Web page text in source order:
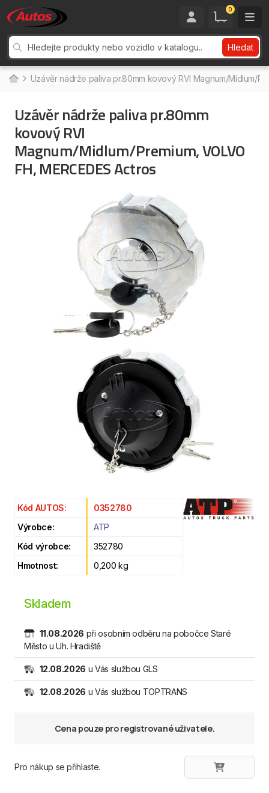
0
Hledat
Uzávěr nádrže paliva pr.80mm kovový RVI Magnum/Midlum/
Uzávěr nádrže paliva pr.80mm
kovový RVI
Magnum/Midlum/Premium, VOLVO
FH, MERCEDES Actros
Kód AUTOS:
0352780
Výrobce:
ATP
Kód výrobce:
352780
Hmotnost:
0,200 kg
Skladem
11.08.2026 při osobním odběru na pobočce Staré
Město u Uh. Hradiště
12.08.2026 u Vás službou GLS
12.08.2026 u Vás službou TOPTRANS
Cena pouze pro registrované uživatele.
Pro nákup se přihlaste.